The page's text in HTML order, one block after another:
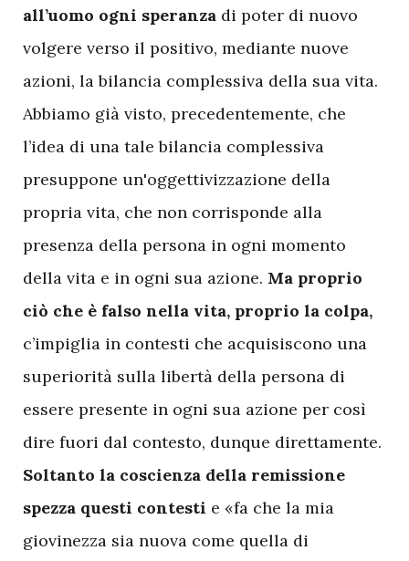
all’uomo ogni speranza di poter di nuovo
volgere verso il positivo, mediante nuove
azioni, la bilancia complessiva della sua vita.
Abbiamo già visto, precedentemente, che
l’idea di una tale bilancia complessiva
presuppone un'oggettivizzazione della
propria vita, che non corrisponde alla
presenza della persona in ogni momento
della vita e in ogni sua azione. Ma proprio
ciò che è falso nella vita, proprio la colpa,
c’impiglia in contesti che acquisiscono una
superiorità sulla libertà della persona di
essere presente in ogni sua azione per così
dire fuori dal contesto, dunque direttamente.
Soltanto la coscienza della remissione
spezza questi contesti e «fa che la mia
giovinezza sia nuova come quella di